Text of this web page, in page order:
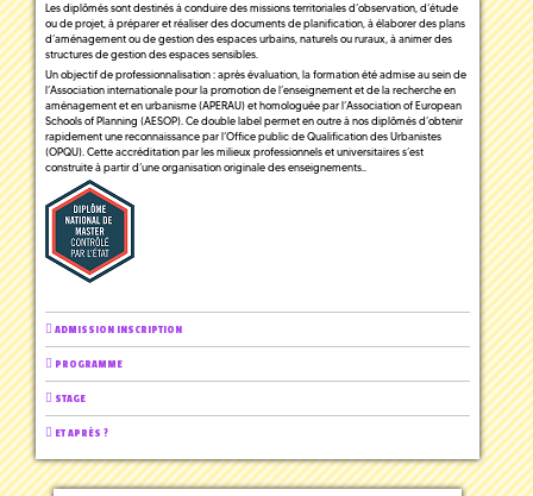
Les diplômés sont destinés à conduire des missions territoriales d’observation, d’étude
ou de projet, à préparer et réaliser des documents de planification, à élaborer des plans
d’aménagement ou de gestion des espaces urbains, naturels ou ruraux, à animer des
structures de gestion des espaces sensibles.
Un objectif de professionnalisation : après évaluation, la formation été admise au sein de
l’Association internationale pour la promotion de l’enseignement et de la recherche en
aménagement et en urbanisme (APERAU) et homologuée par l’Association of European
Schools of Planning (AESOP). Ce double label permet en outre à nos diplômés d’obtenir
rapidement une reconnaissance par l’Office public de Qualification des Urbanistes
(OPQU). Cette accréditation par les milieux professionnels et universitaires s’est
construite à partir d’une organisation originale des enseignements..
ADMISSION INSCRIPTION
PROGRAMME
STAGE
ET APRÈS ?